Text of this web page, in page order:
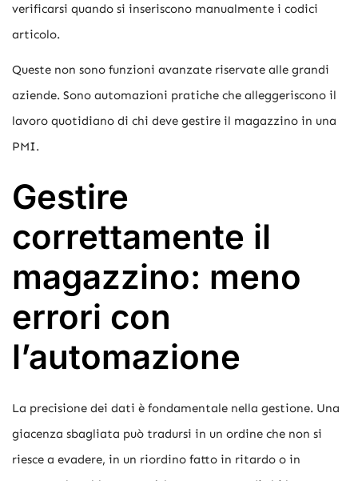
verificarsi quando si inseriscono manualmente i codici
articolo.
Queste non sono funzioni avanzate riservate alle grandi
aziende. Sono automazioni pratiche che alleggeriscono il
lavoro quotidiano di chi deve gestire il magazzino in una
PMI.
Gestire
correttamente il
magazzino: meno
errori con
l’automazione
La precisione dei dati è fondamentale nella gestione. Una
giacenza sbagliata può tradursi in un ordine che non si
riesce a evadere, in un riordino fatto in ritardo o in